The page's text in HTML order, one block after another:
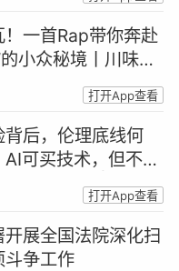
！一首Rap带你奔赴
小众秘境丨川味Ra
打开App查看
背后，伦理底线何
可买技术，但不能
明星脸来了②
打开App查看
开展全国法院深化扫
斗争工作